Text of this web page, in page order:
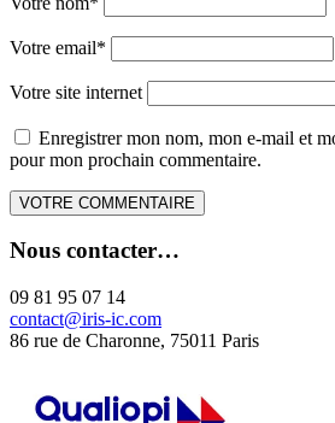
Votre email*
Votre site internet
Enregistrer mon nom, mon e-mail et
pour mon prochain commentaire.
Nous contacter…
09 81 95 07 14
contact@iris-ic.com
86 rue de Charonne, 75011 Paris